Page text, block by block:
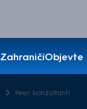
ZahraničíObjevte
Peer konzultanti